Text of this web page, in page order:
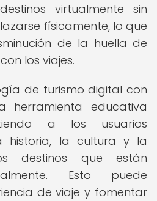
virtualmente sin
físicamente, lo que
de la huella de
los viajes.
de turismo digital con
herramienta educativa
a los usuarios
historia, la cultura y la
destinos que están
Esto puede
de viaje y fomentar